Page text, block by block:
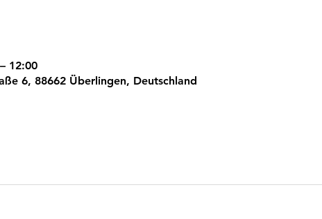
12:00
6, 88662 Überlingen, Deutschland